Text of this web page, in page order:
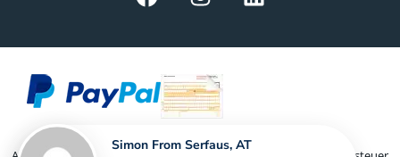
Simon From Serfaus, AT